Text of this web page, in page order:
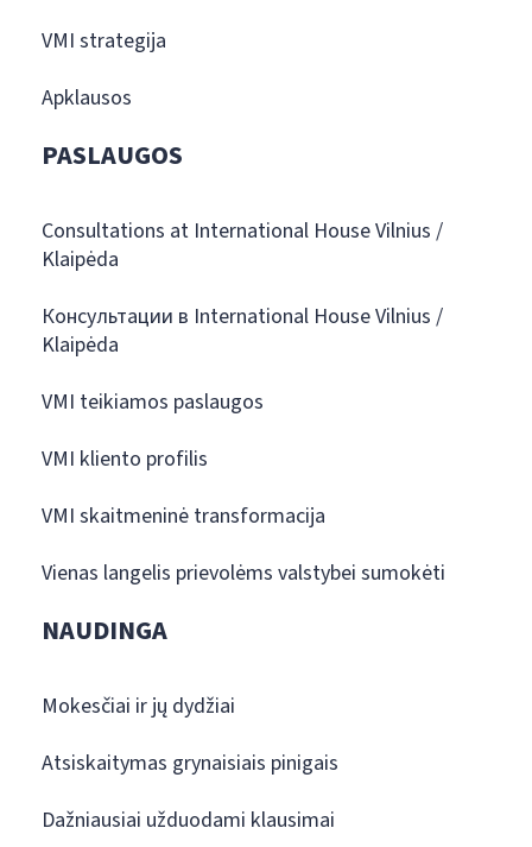
VMI strategija
Apklausos
PASLAUGOS
Consultations at International House Vilnius /
Klaipėda
Консультации в International House Vilnius /
Klaipėda
VMI teikiamos paslaugos
VMI kliento profilis
VMI skaitmeninė transformacija
Vienas langelis prievolėms valstybei sumokėti
NAUDINGA
Mokesčiai ir jų dydžiai
Atsiskaitymas grynaisiais pinigais
Dažniausiai užduodami klausimai